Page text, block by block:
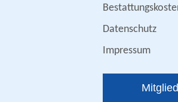
Datenschutz
Impressum